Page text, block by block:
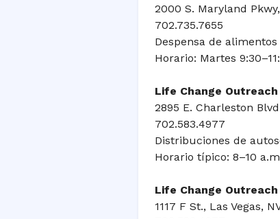
2000 S. Maryland
702.735.7655
Despensa de alimentos
Horario: Martes
Life Change
2895 E. Charleston
702.583.4977
Distribuciones de
Horario típico: 8–10
Life Change
1117 F St., Las Vegas,